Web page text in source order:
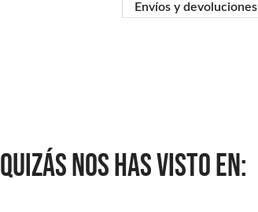
Envíos y devoluciones
QUIZÁS NOS HAS VISTO EN: